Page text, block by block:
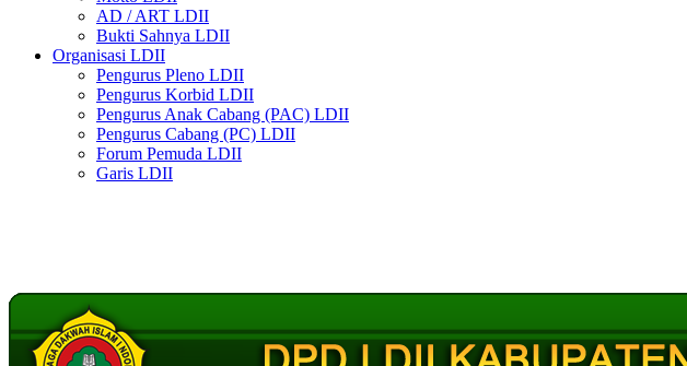
AD / ART LDII
Bukti Sahnya LDII
Organisasi LDII
Pengurus Pleno LDII
Pengurus Korbid LDII
Pengurus Anak Cabang (PAC) LDII
Pengurus Cabang (PC) LDII
Forum Pemuda LDII
Garis LDII